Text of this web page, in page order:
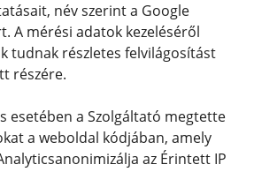
név szerint a Google
A mérési adatok kezeléséről
tudnak részletes felvilágosítást
részére.
esetében a Szolgáltató megtette
a weboldal kódjában, amely
az Érintett IP